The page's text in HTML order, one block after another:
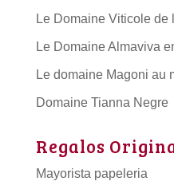
Le Domaine Viticole de
Le Domaine Almaviva
Le domaine Magoni au
Domaine Tianna Negre
Regalos
Mayorista papeleria